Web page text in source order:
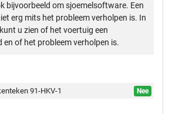
bijvoorbeeld om sjoemelsoftware. Een
erg mits het probleem verholpen is. In
u zien of het voertuig een
of het probleem verholpen is.
91-HKV-1
Nee